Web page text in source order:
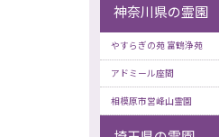
神奈川県の霊園
やすらぎの苑 富鶴浄苑
アドミール座間
相模原市営峰山霊園